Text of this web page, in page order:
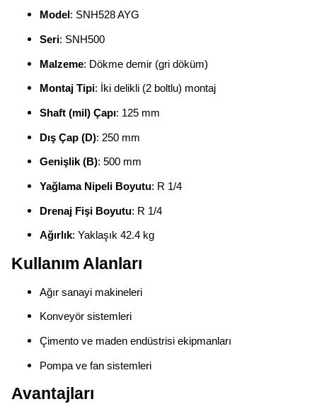
Model : SNH528 AYG
Seri: SNH500
Malzeme: Dökme demir (gri döküm)
Montaj Tipi: İki delikli (2 boltlu) montaj
Shaft (mil) Çapı: 125 mm
Dış Çap (D): 250 mm
Genişlik (B): 500 mm
Yağlama Nipeli Boyutu: R 1/4
Drenaj Fişi Boyutu: R 1/4
Ağırlık: Yaklaşık 42.4 kg
Kullanım Alanları
Ağır sanayi makineleri
Konveyör sistemleri
Çimento ve maden endüstrisi ekipmanları
Pompa ve fan sistemleri
Avantajları